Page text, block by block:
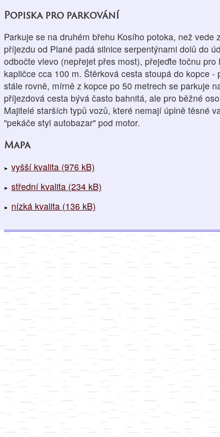
Popiska pro parkování
Parkuje se na druhém břehu Kosího potoka, než vede
příjezdu od Plané padá silnice serpentýnami dolů do
odbočte vlevo (nepřejet přes most), přejeďte točnu
kapličce cca 100 m. Štěrková cesta stoupá do kopce -
stále rovně, mírně z kopce po 50 metrech se parkuje
příjezdová cesta bývá často bahnitá, ale pro běžné
Majitelé starších typů vozů, které nemají úplně těsné
"pekáče styl autobazar" pod motor.
Mapa
vyšší kvalita (976 kB)
střední kvalita (234 kB)
nízká kvalita (136 kB)